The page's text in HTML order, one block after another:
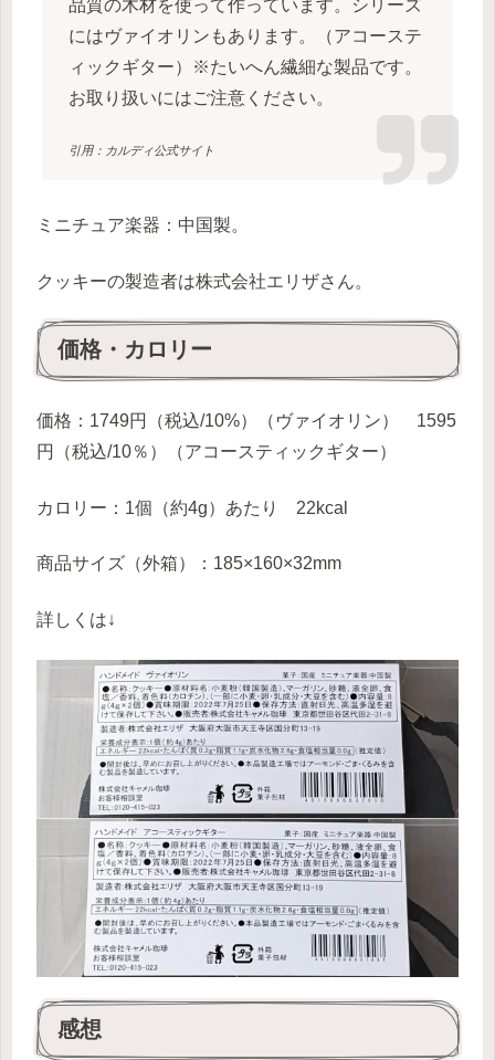
品質の木材を使って作っています。シリーズ
にはヴァイオリンもあります。（アコーステ
ィックギター）※たいへん繊細な製品です。
お取り扱いにはご注意ください。
引用：カルディ公式サイト
ミニチュア楽器：中国製。
クッキーの製造者は株式会社エリザさん。
価格・カロリー
価格：1749円（税込/10%）（ヴァイオリン） 1595
円（税込/10％）（アコースティックギター）
カロリー：1個（約4g）あたり 22kcal
商品サイズ（外箱）：185×160×32mm
詳しくは↓
感想